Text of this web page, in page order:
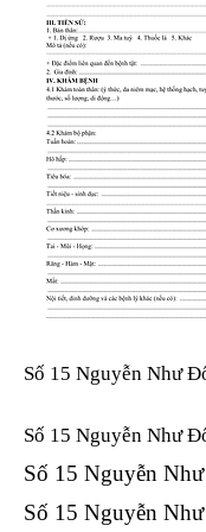
Số 15 Nguyễn Như
Số 15 Nguyễn Như
Số 15 Nguyễn
Số 15 Nguyễn